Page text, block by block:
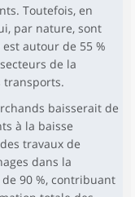
Toutefois, en
par nature, sont
autour de 55 %
de la
transports.
baisserait de
à la baisse
travaux de
dans la
90 %, contribuant